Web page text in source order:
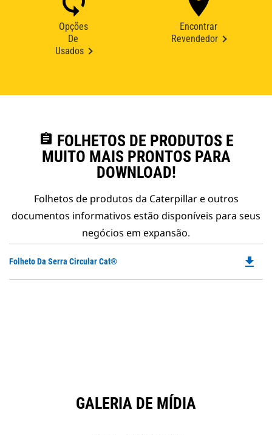
Opções
De
Usados
Encontrar
Revendedor
assignment FOLHETOS DE PRODUTOS E
MUITO MAIS PRONTOS PARA
DOWNLOAD!
Folhetos de produtos da Caterpillar e outros
documentos informativos estão disponíveis para seus
negócios em expansão.
Folheto Da Serra Circular Cat® file_download
GALERIA DE MÍDIA